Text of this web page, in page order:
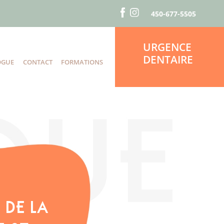
450-677-5505
CONTACT FORMATIONS
URGENCE
DENTAIRE
DE LA